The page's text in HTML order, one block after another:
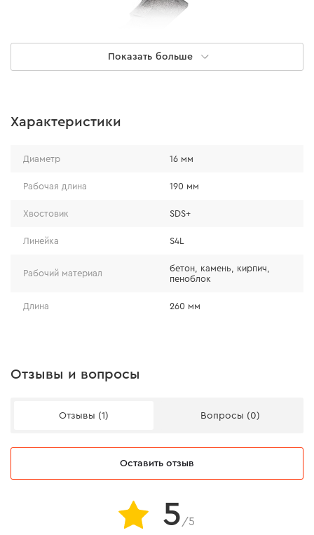
ПЫЛИ
имеет каналы для отвода пыли, а спиральная форма
ВЫСОКОКАЧЕСТВЕННЫЙ
Показать больше
Характеристики
Диаметр 16 мм
Рабочая длина 190 мм
Хвостовик SDS+
Линейка S4L
Рабочий материал
бетон, камень, кирпич,
пеноблок
Длина 260 мм
Отзывы и вопросы
Отзывы (1) Вопросы (0)
Оставить отзыв
5 /5